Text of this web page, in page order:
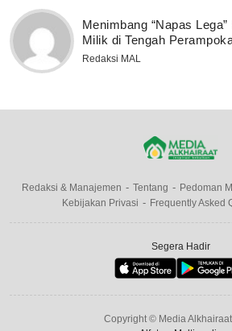
Menimbang “Napas
Milik di Tengah
Redaksi MAL
Redaksi & Manajemen Tentang Pedoman
Kebijakan Privasi
Frequently Asked
Segera Hadir
Copyright © Media